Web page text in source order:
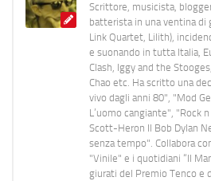
Scrittore, musicista,
batterista in una ventina di
Link Quartet, Lilith),
e suonando in tutta Italia,
Clash, Iggy and the
Chao etc. Ha scritto una
vivo dagli anni 80", "Mod
L’uomo cangiante", "Rock
Scott-Heron Il Bob Dylan
senza tempo". Collabora
"Vinile" e i quotidiani “Il
giurati del Premio Tenco e